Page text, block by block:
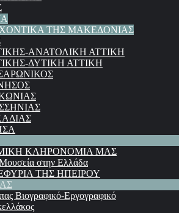
ΤΗΣ ΜΑΚΕΔΟΝΙΑΣ
ΑΝΑΤΟΛΙΚΗ ΑΤΤΙΚΗ
ΔΥΤΙΚΗ ΑΤΤΙΚΗ
ΚΛΗΡΟΝΟΜΙΑ ΜΑΣ
στην Ελλάδα
ΤΗΣ ΗΠΕΙΡΟΥ
Βιογραφικό-Εργογραφικό